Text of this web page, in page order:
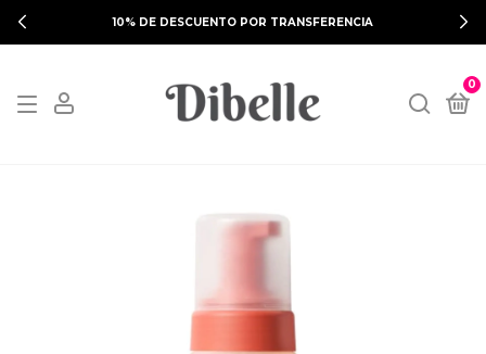
10% DE DESCUENTO POR TRANSFERENCIA
0